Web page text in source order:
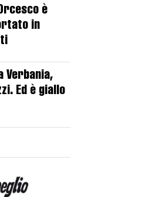
è
in
Verbania,
Ed è giallo